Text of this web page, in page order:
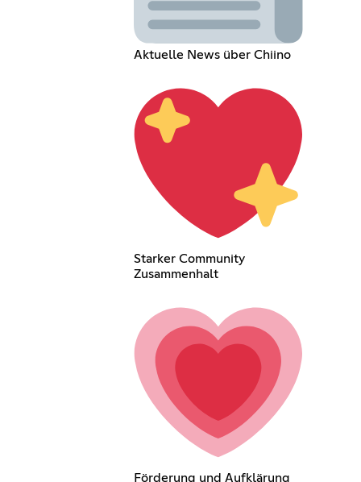
Aktuelle News über Chiino
Starker Community
Zusammenhalt
Förderung und Aufklärung